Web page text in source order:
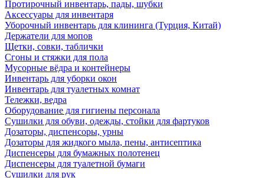
Протирочный инвентарь, пады, шубки
Аксессуары для инвентаря
Уборочный инвентарь для клининга (Турция, Китай)
Держатели для мопов
Щетки, совки, таблички
Сгоны и стяжки для пола
Мусорные вёдра и контейнеры
Инвентарь для уборки окон
Инвентарь для туалетных комнат
Тележки, ведра
Оборудование для гигиены персонала
Сушилки для обуви, одежды, стойки для фартуков
Дозаторы, диспенсоры, урны
Дозаторы для жидкого мыла, пены, антисептика
Диспенсеры для бумажных полотенец
Диспенсеры для туалетной бумаги
Сушилки для рук